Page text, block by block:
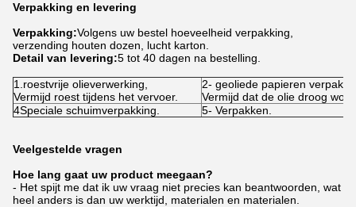
Verpakking en levering
Verpakking:Volgens uw bestel hoeveelheid verpakking,
verzending houten dozen, lucht karton.
Detail van levering:5 tot 40 dagen na bestelling.
1.roestvrije olieverwerking,
Vermijd roest tijdens het vervoer.
2- geoliede papieren
Vermijd dat de olie droog
4Speciale schuimverpakking.
5- Verpakken.
Veelgestelde vragen
Hoe lang gaat uw product meegaan?
- Het spijt me dat ik uw vraag niet precies kan beantwoorden, wat
heel anders is dan uw werktijd, materialen en materialen.